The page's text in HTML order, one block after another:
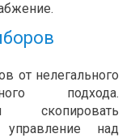
от нелегального
подхода.
скопировать
над